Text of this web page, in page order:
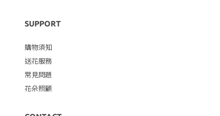
SUPPORT
購物須知
送花服務
常見問題
花朵照顧